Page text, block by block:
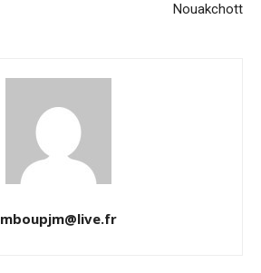
Nouakchott
mboupjm@live.fr